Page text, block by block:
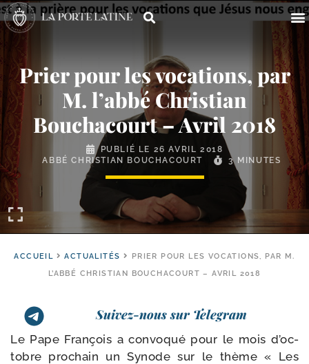
Prier pour les vocations, par
M. l’abbé Christian
Bouchacourt – Avril 2018
PUBLIÉ LE 26 AVRIL 2018
ABBÉ CHRISTIAN BOUCHACOURT
3 MINUTES
ACCUEIL ACTUALITÉS
PRIER POUR LES VOCATIONS, PAR M.
L’ABBÉ CHRISTIAN BOUCHACOURT – AVRIL 2018
Suivez-nous sur Telegram
Le Pape François a convo­qué pour le mois d’oc­
tobre pro­chain un Synode sur le thème « Les